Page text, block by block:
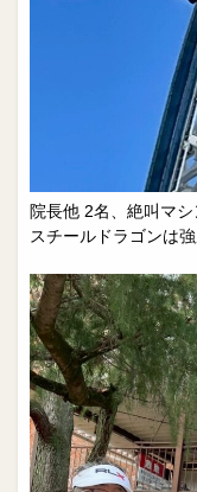
院長他 2名、絶叫マ
スチールドラゴンは